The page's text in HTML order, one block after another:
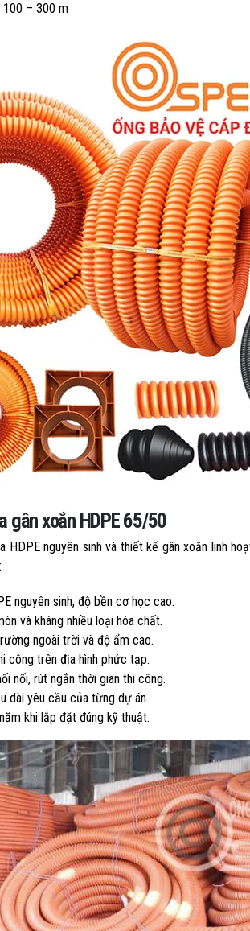
100 – 300 m
gân xoắn HDPE 65/50
nguyên sinh và thiết kế gân xoắn linh
nguyên sinh, độ bền cơ học cao.
và kháng nhiều loại hóa chất.
ngoài trời và độ ẩm cao.
công trên địa hình phức tạp.
nối, rút ngắn thời gian thi công.
dài yêu cầu của từng dự án.
khi lắp đặt đúng kỹ thuật.